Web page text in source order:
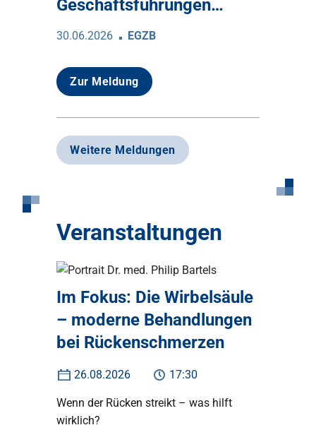
Geschäftsführungen…
30.06.2026 EGZB
Zur Meldung
Weitere Meldungen
Veranstaltungen
Im Fokus: Die Wirbelsäule
– moderne Behandlungen
bei Rückenschmerzen
26.08.2026 17:30
Wenn der Rücken streikt – was hilft
wirklich?